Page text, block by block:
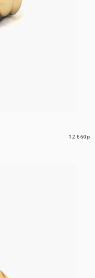
12 660р